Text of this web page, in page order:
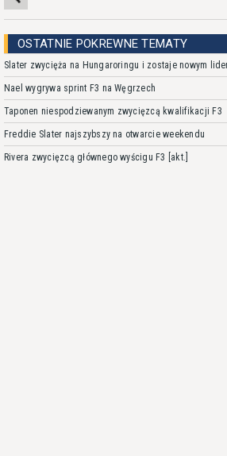
OSTATNIE POKREWNE TEMATY
Slater zwycięża na Hungaroringu i zostaje nowym
Nael wygrywa sprint F3 na Węgrzech
Taponen niespodziewanym zwycięzcą kwalifikacji F3
Freddie Slater najszybszy na otwarcie weekendu
Rivera zwycięzcą głównego wyścigu F3 [akt.]